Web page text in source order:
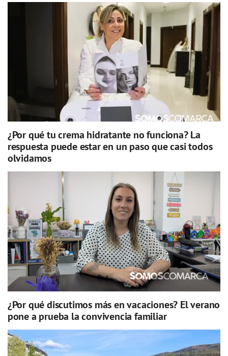
¿Por qué tu crema hidratante no funciona? La
respuesta puede estar en un paso que casi todos
olvidamos
¿Por qué discutimos más en vacaciones? El verano
pone a prueba la convivencia familiar